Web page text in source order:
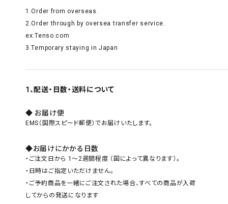
正絹 木綿・麻 ポリエステル
価格から探す
色から探す
tune絞り込んで検索
キモノ読ミモノ
SHOPPING GUIDE
1.Order from overseas.
2.Order through by oversea transfer service.
ex:Tenso.com
3.Temporary staying in Japan
1、配送・日数・送料について
◆ お届け便
EMS（国際スピード郵便）でお届けいたします。
◆お届けにかかる日数
・ご注文日から 1～2週間程度 （国によって異なります）。
・日時はご指定いただけません。
・ご予約商品を一緒にご注文された場合、すべての商品が入荷
してからの発送になります